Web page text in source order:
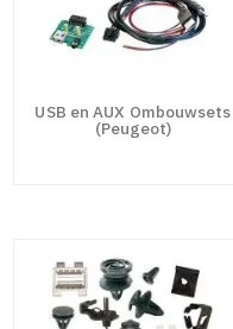
USB en AUX Ombouwsets
(Peugeot)